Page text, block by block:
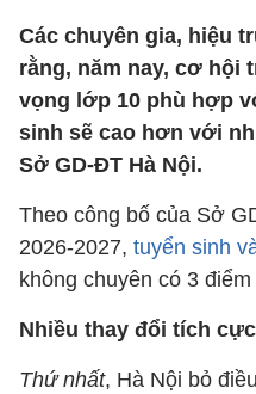
Các chuyên gia, hiệu
rằng, năm nay, cơ hội
vọng lớp 10 phù hợp
sinh sẽ cao hơn với
Sở GD-ĐT Hà Nội.
Theo công bố của Sở
2026-2027, tuyển sinh
không chuyên có 3
Nhiều thay đổi tích cực
Thứ nhất, Hà Nội bỏ